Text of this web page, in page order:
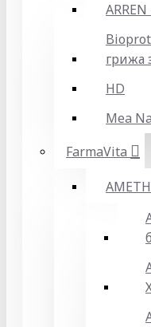
грижа
HD
Mea
FarmaVita